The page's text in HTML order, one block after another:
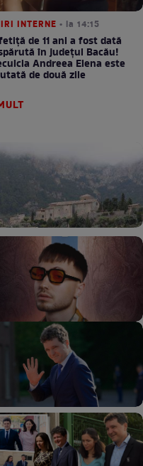
INTERNE • la 14:15
de 11 ani a fost dată
în județul Bacău!
Andreea Elena este
de două zile